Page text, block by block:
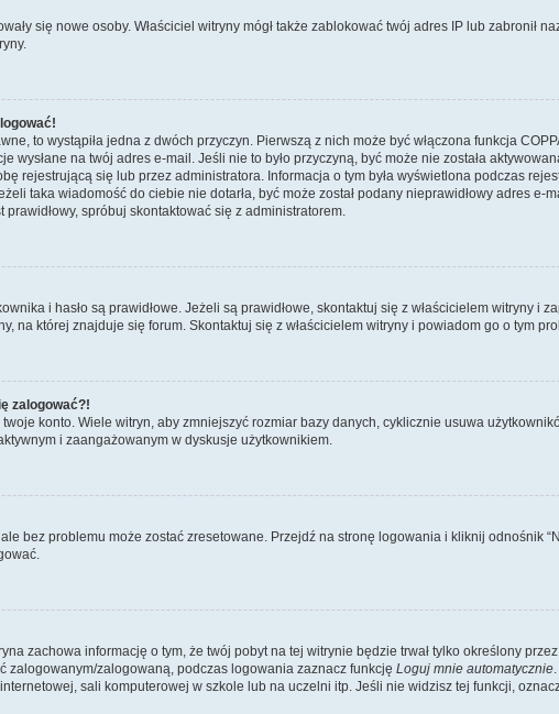
się nowe osoby. Właściciel witryny mógł także zablokować twój adres IP lub zabronił
to wystąpiła jedna z dwóch przyczyn. Pierwszą z nich może być włączona funkcja
na twój adres e-mail. Jeśli nie to było przyczyną, być może nie została
rejestrującą się lub przez administratora. Informacja o tym była wyświetlona podczas
taka wiadomość do ciebie nie dotarła, być może został podany nieprawidłowy adres e-
spróbuj skontaktować się z administratorem.
i hasło są prawidłowe. Jeżeli są prawidłowe, skontaktuj się z właścicielem witryny i
na której znajduje się forum. Skontaktuj się z właścicielem witryny i powiadom go o tym
zalogować?!
konto. Wiele witryn, aby zmniejszyć rozmiar bazy danych, cyklicznie usuwa
i zaangażowanym w dyskusje użytkownikiem.
bez problemu może zostać zresetowane. Przejdź na stronę logowania i kliknij odnośnik
zachowa informację o tym, że twój pobyt na tej witrynie będzie trwał tylko określony
zalogowanym/zalogowaną, podczas logowania zaznacz funkcję Loguj mnie automatycznie
sali komputerowej w szkole lub na uczelni itp. Jeśli nie widzisz tej funkcji,